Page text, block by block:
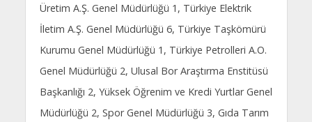
Üretim A.Ş. Genel Müdürlüğü 1, Türkiye Elektrik
İletim A.Ş. Genel Müdürlüğü 6, Türkiye Taşkömürü
Kurumu Genel Müdürlüğü 1, Türkiye Petrolleri A.O.
Genel Müdürlüğü 2, Ulusal Bor Araştırma Enstitüsü
Başkanlığı 2, Yüksek Öğrenim ve Kredi Yurtlar Genel
Müdürlüğü 2, Spor Genel Müdürlüğü 3, Gıda Tarım